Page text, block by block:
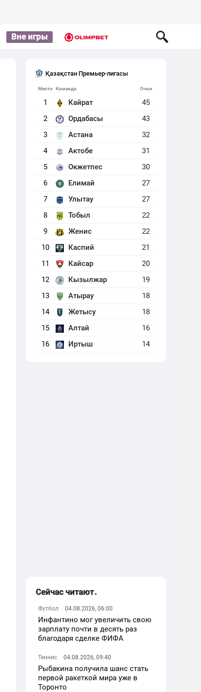
Вне игры
Қазақстан Премьер-лигасы
Место Команда Очки
1 Кайрат
45
2
Ордабасы
43
3
Астана
32
4
Актобе
31
5
Окжетпес
30
6
Елимай
27
7
Улытау
27
8
Тобыл
22
9
Женис
22
10
Каспий
21
11
Кайсар
20
12
Кызылжар
19
13
Атырау
18
14
Жетысу
18
15
Алтай
16
16
Иртыш 14
Сейчас читают
Футбол 04.08.2026, 06:00
Инфантино мог увеличить свою
зарплату почти в десять раз
благодаря сделке ФИФА
Теннис 04.08.2026, 09:40
Рыбакина получила шанс стать
первой ракеткой мира уже в
Торонто